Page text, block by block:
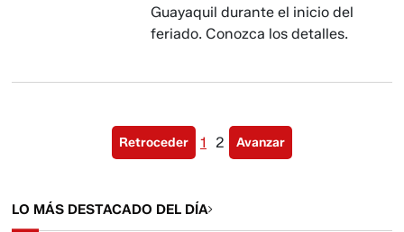
Guayaquil durante el inicio del
feriado. Conozca los detalles.
Retroceder 1 2 Avanzar
LO MÁS DESTACADO DEL DÍA